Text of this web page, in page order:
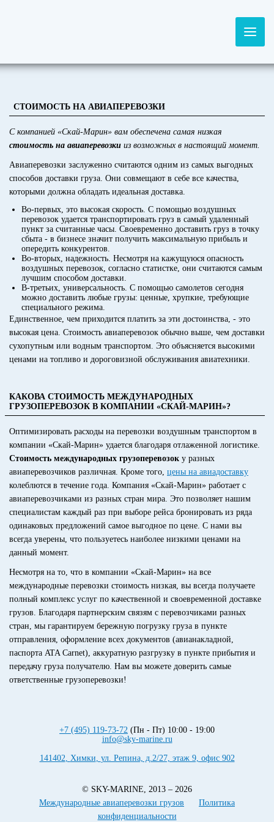
СТОИМОСТЬ НА АВИАПЕРЕВОЗКИ
С компанией «Скай-Марин» вам обеспечена самая низкая
стоимость на авиаперевозки из возможных в настоящий момент.
Авиаперевозки заслуженно считаются одним из самых выгодных
способов доставки груза. Они совмещают в себе все качества,
которыми должна обладать идеальная доставка.
Во-первых, это высокая скорость. С помощью воздушных
перевозок удается транспортировать груз в самый удаленный
пункт за считанные часы. Своевременно доставить груз в точку
сбыта - в бизнесе значит получить максимальную прибыль и
опередить конкурентов.
Во-вторых, надежность. Несмотря на кажущуюся опасность
воздушных перевозок, согласно статистке, они считаются самым
лучшим способом доставки.
В-третьих, универсальность. С помощью самолетов сегодня
можно доставить любые грузы: ценные, хрупкие, требующие
специального режима.
Единственное, чем приходится платить за эти достоинства, - это
высокая цена. Стоимость авиаперевозок обычно выше, чем доставки
сухопутным или водным транспортом. Это объясняется высокими
ценами на топливо и дороговизной обслуживания авиатехники.
КАКОВА СТОИМОСТЬ МЕЖДУНАРОДНЫХ
ГРУЗОПЕРЕВОЗОК В КОМПАНИИ «СКАЙ-МАРИН»?
Оптимизировать расходы на перевозки воздушным транспортом в
компании «Скай-Марин» удается благодаря отлаженной логистике.
Стоимость международных грузоперевозок у разных
авиаперевозчиков различная. Кроме того, цены на авиадоставку
колеблются в течение года. Компания «Скай-Марин» работает с
авиаперевозчиками из разных стран мира. Это позволяет нашим
специалистам каждый раз при выборе рейса бронировать из ряда
одинаковых предложений самое выгодное по цене. С нами вы
всегда уверены, что пользуетесь наиболее низкими ценами на
данный момент.
Несмотря на то, что в компании «Скай-Марин» на все
международные перевозки стоимость низкая, вы всегда получаете
полный комплекс услуг по качественной и своевременной доставке
грузов. Благодаря партнерским связям с перевозчиками разных
стран, мы гарантируем бережную погрузку груза в пункте
отправления, оформление всех документов (авианакладной,
паспорта ATA Carnet), аккуратную разгрузку в пункте прибытия и
передачу груза получателю. Нам вы можете доверить самые
ответственные грузоперевозки!
+7 (495) 119-73-72 (Пн - Пт) 10:00 - 19:00
info@sky-marine.ru
141402, Химки, ул. Репина, д.2/27, этаж 9, офис 902
© SKY-MARINE, 2013 – 2026
Международные авиаперевозки грузов
Политика
конфиденциальности